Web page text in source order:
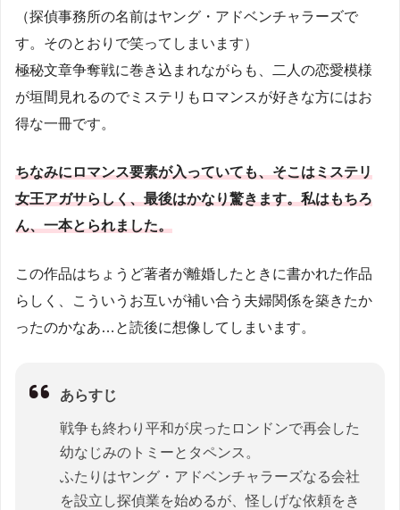
（探偵事務所の名前はヤング・アドベンチャラーズで
す。そのとおりで笑ってしまいます）
極秘文章争奪戦に巻き込まれながらも、二人の恋愛模様
が垣間見れるのでミステリもロマンスが好きな方にはお
得な一冊です。
ちなみにロマンス要素が入っていても、そこはミステリ
女王アガサらしく、最後はかなり驚きます。私はもちろ
ん、一本とられました。
この作品はちょうど著者が離婚したときに書かれた作品
らしく、こういうお互いが補い合う夫婦関係を築きたか
ったのかなあ…と読後に想像してしまいます。
あらすじ
戦争も終わり平和が戻ったロンドンで再会した
幼なじみのトミーとタペンス。
ふたりはヤング・アドベンチャラーズなる会社
を設立し探偵業を始めるが、怪しげな依頼をき